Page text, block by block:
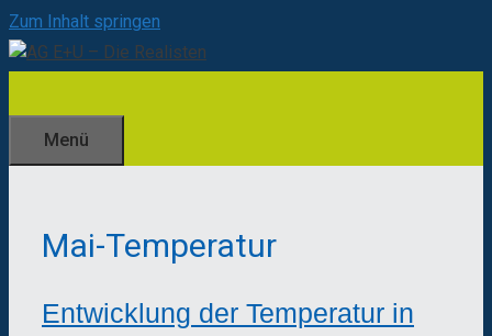
Zum Inhalt springen
Menü
Mai-Temperatur
Entwicklung der Temperatur in